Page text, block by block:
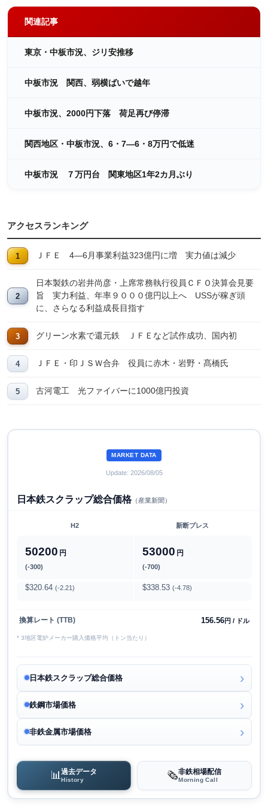
関連記事
東京・中板市況、ジリ安推移
中板市況 関西、弱横ばいで越年
中板市況、2000円下落 荷足再び停滞
関西地区・中板市況、6・7―6・8万円で低迷
中板市況 ７万円台 関東地区1年2カ月ぶり
アクセスランキング
ＪＦＥ 4―6月事業利益323億円に増 実力値は減少
日本製鉄の岩井尚彦・上席常務執行役員ＣＦＯ決算会見要
旨 実力利益、年率９０００億円以上へ USSが稼ぎ頭
に、さらなる利益成長目指す
グリーン水素で還元鉄 ＪＦＥなど試作成功、国内初
ＪＦＥ・印ＪＳＷ合弁 役員に赤木・岩野・髙橋氏
古河電工 光ファイバーに1000億円投資
MARKET DATA
Update: 2026/08/05
日本鉄スクラップ総合価格（産業新聞）
H2 新断プレス
50200 円
(-300)
53000 円
(-700)
$320.64 (-2.21) $338.53 (-4.78)
換算レート (TTB) 156.56円 / ドル
* 3地区電炉メーカー購入価格平均（トン当たり）
日本鉄スクラップ総合価格
鉄鋼市場価格
非鉄金属市場価格
📊過去データ
History 🗞️非鉄相場配信
Morning Call